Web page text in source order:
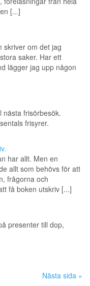
[...]
skriver om det jag
saker. Har ett
lägger jag upp någon
nästa frisörbesök.
frisyrer.
har allt. Men en
allt som behövs för att
frågorna och
få boken utskriv [...]
presenter till dop,
Nästa sida »